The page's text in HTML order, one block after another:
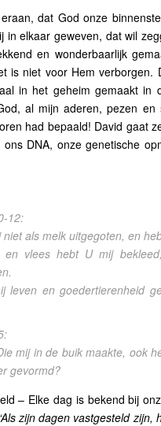
dat God onze
in elkaar geweven, dat wil
en wonderbaarlijk
is niet voor Hem
in het geheim gemaakt
al mijn aderen, pezen
had bepaald! David gaat
DNA, onze genetische
12:
niet als melk uitgegoten, en
en vlees hebt U mij
leven en goedertierenheid
mij in de buik maakte, ook
gevormd?
– Elke dag is bekend bij
zijn dagen vastgesteld